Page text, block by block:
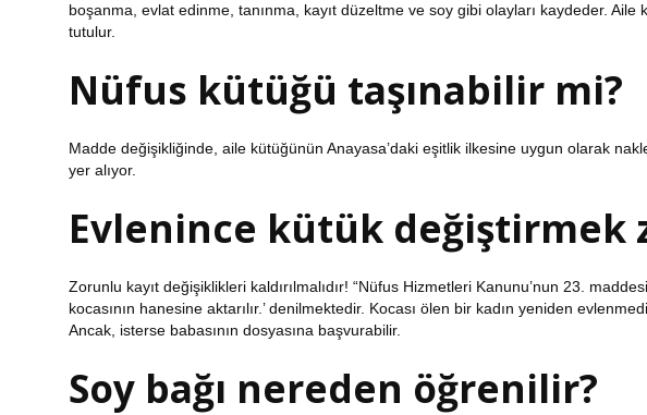
boşanma, evlat edinme, tanınma, kayıt düzeltme ve soy gibi olayları kaydeder. Aile
tutulur.
Nüfus kütüğü taşınabilir mi?
Madde değişikliğinde, aile kütüğünün Anayasa’daki eşitlik ilkesine uygun olarak
yer alıyor.
Evlenince kütük değiştirmek
Zorunlu kayıt değişiklikleri kaldırılmalıdır! “Nüfus Hizmetleri Kanunu’nun 23.
kocasının hanesine aktarılır.’ denilmektedir. Kocası ölen bir kadın yeniden
Ancak, isterse babasının dosyasına başvurabilir.
Soy bağı nereden öğrenilir?